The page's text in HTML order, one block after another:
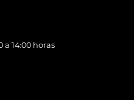
a 14:00 horas